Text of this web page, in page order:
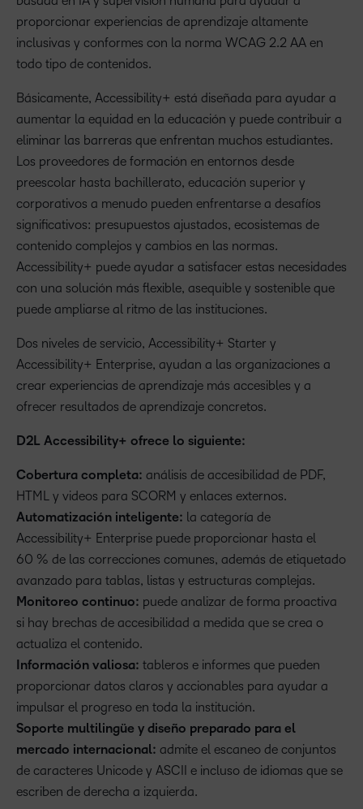
proporcionar experiencias de aprendizaje altamente
inclusivas y conformes con la norma WCAG 2.2 AA en
todo tipo de contenidos.
Básicamente, Accessibility+ está diseñada para ayudar a
aumentar la equidad en la educación y puede contribuir a
eliminar las barreras que enfrentan muchos estudiantes.
Los proveedores de formación en entornos desde
preescolar hasta bachillerato, educación superior y
corporativos a menudo pueden enfrentarse a desafíos
significativos: presupuestos ajustados, ecosistemas de
contenido complejos y cambios en las normas.
Accessibility+ puede ayudar a satisfacer estas necesidades
con una solución más flexible, asequible y sostenible que
puede ampliarse al ritmo de las instituciones.
Dos niveles de servicio, Accessibility+ Starter y
Accessibility+ Enterprise, ayudan a las organizaciones a
crear experiencias de aprendizaje más accesibles y a
ofrecer resultados de aprendizaje concretos.
D2L Accessibility+ ofrece lo siguiente:
Cobertura completa: análisis de accesibilidad de PDF,
HTML y videos para SCORM y enlaces externos.
Automatización inteligente: la categoría de
Accessibility+ Enterprise puede proporcionar hasta el
60 % de las correcciones comunes, además de etiquetado
avanzado para tablas, listas y estructuras complejas.
Monitoreo continuo: puede analizar de forma proactiva
si hay brechas de accesibilidad a medida que se crea o
actualiza el contenido.
Información valiosa: tableros e informes que pueden
proporcionar datos claros y accionables para ayudar a
impulsar el progreso en toda la institución.
Soporte multilingüe y diseño preparado para el
mercado internacional: admite el escaneo de conjuntos
de caracteres Unicode y ASCII e incluso de idiomas que se
escriben de derecha a izquierda.